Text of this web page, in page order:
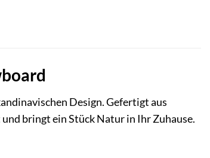
Design. Gefertigt aus
bringt ein Stück Natur in Ihr Zuhause.